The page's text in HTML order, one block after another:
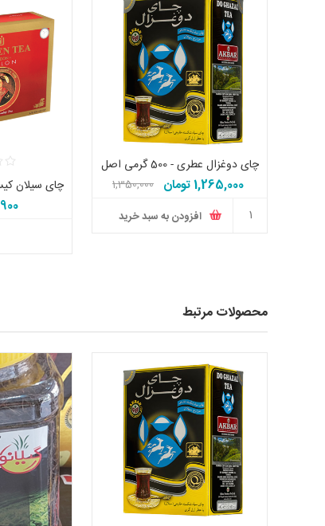
چای دوغزال عطری - 500 گرمی اصل
1,265,000 تومان
1,350,000
افزودن به سبد خرید
محصولات مرتبط